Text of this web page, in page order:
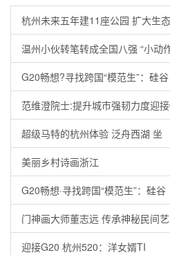
杭州未来五年建11座公园 扩大生态
温州小伙转笔转成全国八强 “小动
G20畅想?寻找跨国“模范生”：硅谷
范维澄院士:提升城市强韧力度迎
超级马特的杭州体验 泛舟西湖 坐
美丽乡村诗画浙江
G20畅想·寻找跨国“模范生”：硅谷
门神画大师董志远 传承神秘民间
迎接G20 杭州520：洋女婿TI